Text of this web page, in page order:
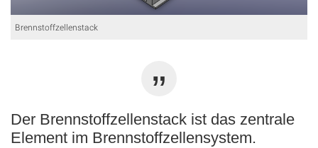
Brennstoffzellenstack
Der Brennstoff­zellenstack ist das zentrale
Element im Brennstoffzellen­system.